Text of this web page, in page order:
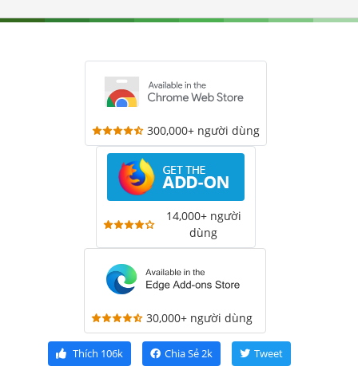
300,000+ người dùng
14,000+ người
dùng
30,000+ người dùng
Thích 106k Chia Sẻ2k Tweet